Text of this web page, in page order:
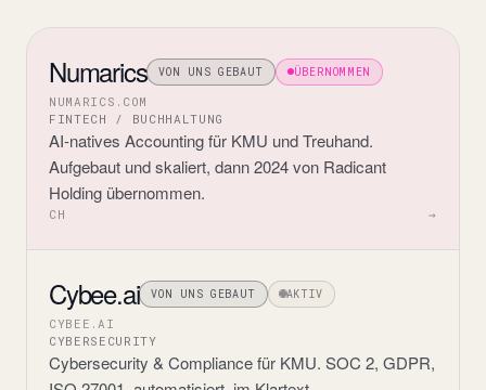
Numarics VON UNS GEBAUT ÜBERNOMMEN
NUMARICS.COM
FINTECH / BUCHHALTUNG
AI-natives Accounting für KMU und Treuhand.
Aufgebaut und skaliert, dann 2024 von Radicant
Holding übernommen.
CH →
Cybee.ai VON UNS GEBAUT AKTIV
CYBEE.AI
CYBERSECURITY
Cybersecurity & Compliance für KMU. SOC 2, GDPR,